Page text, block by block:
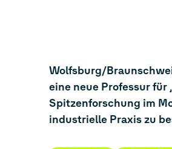
Wolfsburg/
eine neue Professur
Spitzenforschung im
industrielle Praxis zu